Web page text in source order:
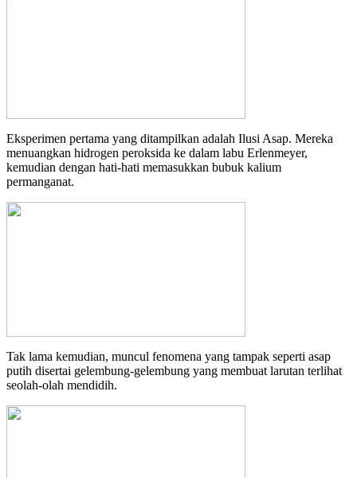
Eksperimen pertama yang ditampilkan adalah Ilusi Asap. Mereka
menuangkan hidrogen peroksida ke dalam labu Erlenmeyer,
kemudian dengan hati-hati memasukkan bubuk kalium
permanganat.
Tak lama kemudian, muncul fenomena yang tampak seperti asap
putih disertai gelembung-gelembung yang membuat larutan terlihat
seolah-olah mendidih.